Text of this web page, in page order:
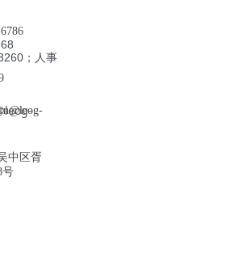
中区胥
号
；人事